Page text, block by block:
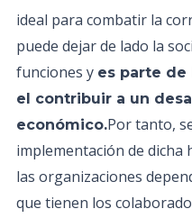
ideal para combatir la
puede dejar de lado la
funciones y es parte de
el contribuir a un
económico.Por tanto,
implementación de dicha
las organizaciones
que tienen los